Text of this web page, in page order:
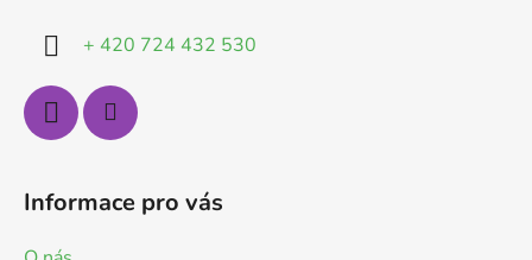
+ 420 724 432 530
Informace pro vás